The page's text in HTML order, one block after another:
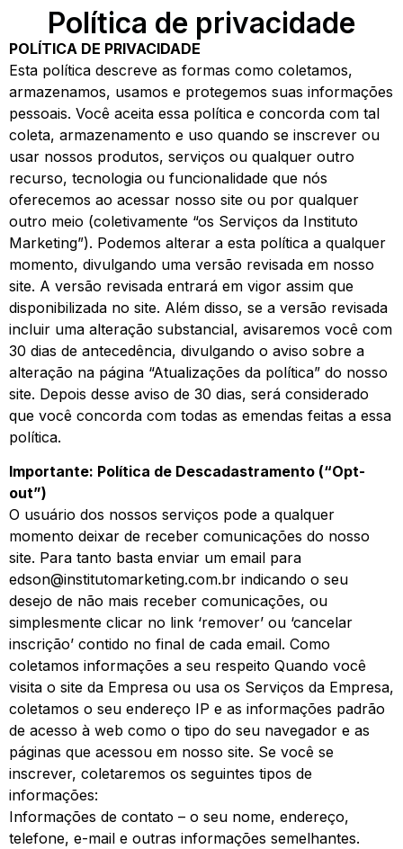
Política de privacidade
POLÍTICA DE PRIVACIDADE
Esta política descreve as formas como coletamos,
armazenamos, usamos e protegemos suas informações
pessoais. Você aceita essa política e concorda com tal
coleta, armazenamento e uso quando se inscrever ou
usar nossos produtos, serviços ou qualquer outro
recurso, tecnologia ou funcionalidade que nós
oferecemos ao acessar nosso site ou por qualquer
outro meio (coletivamente “os Serviços da Instituto
Marketing”). Podemos alterar a esta política a qualquer
momento, divulgando uma versão revisada em nosso
site. A versão revisada entrará em vigor assim que
disponibilizada no site. Além disso, se a versão revisada
incluir uma alteração substancial, avisaremos você com
30 dias de antecedência, divulgando o aviso sobre a
alteração na página “Atualizações da política” do nosso
site. Depois desse aviso de 30 dias, será considerado
que você concorda com todas as emendas feitas a essa
política.
Importante: Política de Descadastramento (“Opt-
out”)
O usuário dos nossos serviços pode a qualquer
momento deixar de receber comunicações do nosso
site. Para tanto basta enviar um email para
edson@institutomarketing.com.br indicando o seu
desejo de não mais receber comunicações, ou
simplesmente clicar no link ‘remover’ ou ‘cancelar
inscrição’ contido no final de cada email. Como
coletamos informações a seu respeito Quando você
visita o site da Empresa ou usa os Serviços da Empresa,
coletamos o seu endereço IP e as informações padrão
de acesso à web como o tipo do seu navegador e as
páginas que acessou em nosso site. Se você se
inscrever, coletaremos os seguintes tipos de
informações:
Informações de contato – o seu nome, endereço,
telefone, e-mail e outras informações semelhantes.